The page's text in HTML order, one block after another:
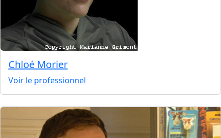
Chloé Morier
Voir le professionnel